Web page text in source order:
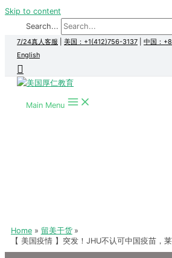
Skip to content
Search...
7/24真人客服 美国：+1(412)756-3137 中国：
English
Main Menu
Home
留美干货
【 美国疫情 】突发！JHU不认可中国疫苗，